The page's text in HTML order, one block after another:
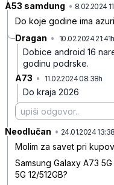
A53 samdung • 8.02.2024
Do koje godine ima
Dragan • 10.02.2024 21:41h
Dobice android 16
godinu podrske.
A73 • 11.02.2024 08:38h
Do kraja 2026
Neodlučan • 24.01.2024
Molim za savet pri
Samsung Galaxy A73
5G 12/512GB?